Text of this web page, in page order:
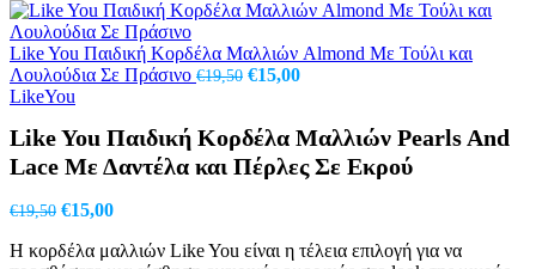
Like You Παιδική Κορδέλα Μαλλιών Almond Με Τούλι και
Λουλούδια Σε Πράσινο €19,50 Original
€19,50.
€15,00Η
είναι:
€15,00.
LikeYou
Like You Παιδική Κορδέλα Μαλλιών Pearls And
Lace Με Δαντέλα και Πέρλες Σε Εκρού
€19,50 Original
was:
€15,00Η
τιμή
Η κορδέλα μαλλιών Like You είναι η τέλεια επιλογή για να